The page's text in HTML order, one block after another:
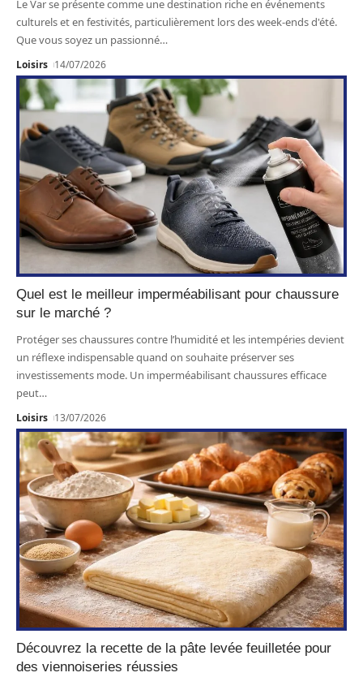
Le Var se présente comme une destination riche en événements
culturels et en festivités, particulièrement lors des week-ends d'été.
Que vous soyez un passionné…
Loisirs 14/07/2026
Quel est le meilleur imperméabilisant pour chaussure
sur le marché ?
Protéger ses chaussures contre l’humidité et les intempéries devient
un réflexe indispensable quand on souhaite préserver ses
investissements mode. Un imperméabilisant chaussures efficace
peut…
Loisirs 13/07/2026
Découvrez la recette de la pâte levée feuilletée pour
des viennoiseries réussies